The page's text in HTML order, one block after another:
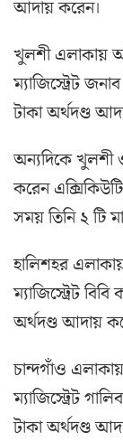
আদায় করেন।
খুলশী এলাকায়
ম্যাজিস্ট্রেট
টাকা অর্থদণ্ড
অন্যদিকে খুলশী
করেন
সময় তিনি ২ টি
হালিশহর
ম্যাজিস্ট্রেট
অর্থদণ্ড আদায়
চান্দগাঁও
ম্যাজিস্ট্রেট
টাকা অর্থদণ্ড